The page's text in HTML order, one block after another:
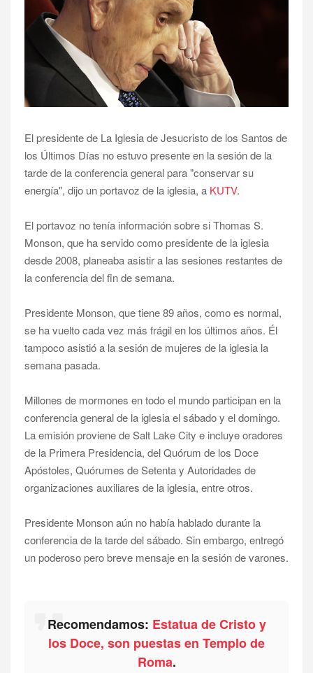
El presidente de La Iglesia de Jesucristo de los Santos de
los Últimos Días no estuvo presente en la sesión de la
tarde de la conferencia general para "conservar su
energía", dijo un portavoz de la iglesia, a KUTV.
El portavoz no tenía información sobre si Thomas S.
Monson, que ha servido como presidente de la iglesia
desde 2008, planeaba asistir a las sesiones restantes de
la conferencia del fin de semana.
Presidente Monson, que tiene 89 años, como es normal,
se ha vuelto cada vez más frágil en los últimos años. Él
tampoco asistió a la sesión de mujeres de la iglesia la
semana pasada.
Millones de mormones en todo el mundo participan en la
conferencia general de la iglesia el sábado y el domingo.
La emisión proviene de Salt Lake City e incluye oradores
de la Primera Presidencia, del Quórum de los Doce
Apóstoles, Quórumes de Setenta y Autoridades de
organizaciones auxiliares de la iglesia, entre otros.
Presidente Monson aún no había hablado durante la
conferencia de la tarde del sábado. Sin embargo, entregó
un poderoso pero breve mensaje en la sesión de varones.
Recomendamos: Estatua de Cristo y
los Doce, son puestas en Templo de
Roma.